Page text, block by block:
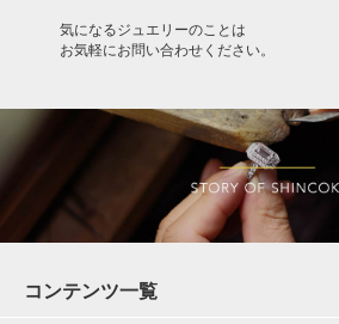
気になるジュエリーのことは
お気軽にお問い合わせください。
コンテンツ一覧